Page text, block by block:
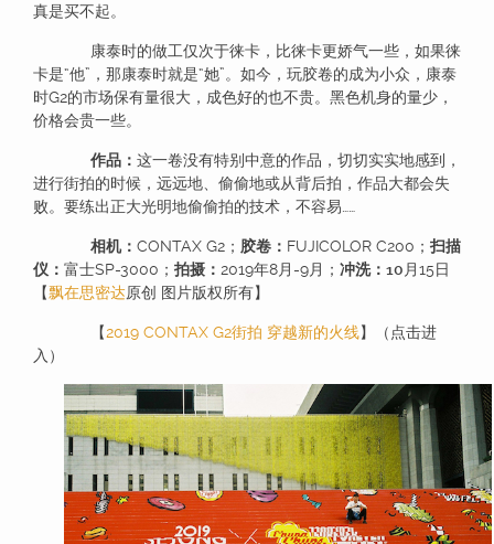
真是买不起。
康泰时的做工仅次于徕卡，比徕卡更娇气一些，如果徕
卡是“他”，那康泰时就是“她”。如今，玩胶卷的成为小众，康泰
时G2的市场保有量很大，成色好的也不贵。黑色机身的量少，
价格会贵一些。
作品： 这一卷没有特别中意的作品，切切实实地感到，
进行街拍的时候，远远地、偷偷地或从背后拍，作品大都会失
败。要练出正大光明地偷偷拍的技术，不容易……
相机： CONTAX G2； 胶卷： FUJICOLOR C200； 扫描
仪： 富士SP-3000； 拍摄： 2019年8月-9月； 冲洗：10 月15日
【飘在思密达原创 图片版权所有】
【2019 CONTAX G2街拍 穿越新的火线​】（点击进
入）